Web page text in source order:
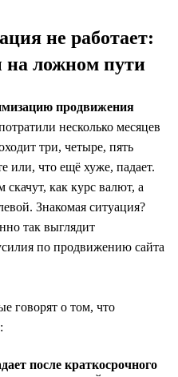
не работает:
на ложном пути
продвижения
несколько месяцев
три, четыре, пять
или, что ещё хуже, падает.
как курс валют, а
Знакомая ситуация?
так выглядит
по продвижению сайта
говорят о том, что
после краткосрочного